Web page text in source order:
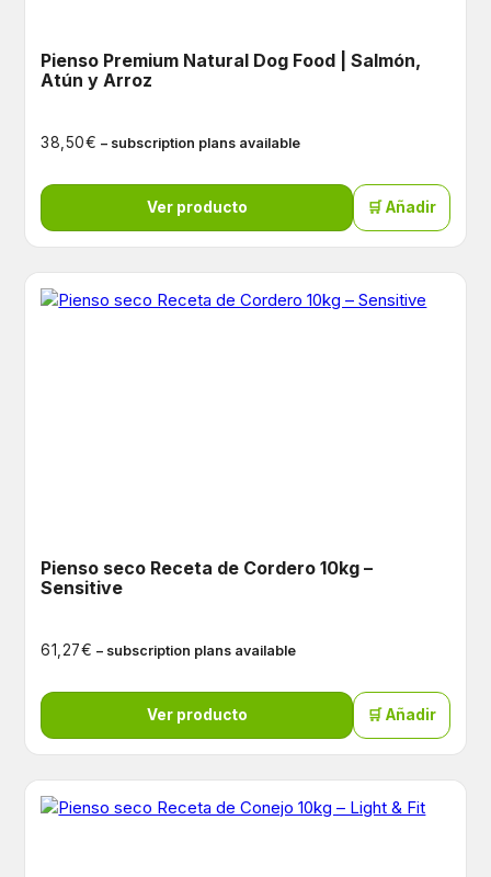
Pienso Premium Natural Dog Food | Salmón,
Atún y Arroz
38,50€ – subscription plans available
Ver producto 🛒 Añadir
Pienso seco Receta de Cordero 10kg –
Sensitive
61,27€ – subscription plans available
Ver producto 🛒 Añadir